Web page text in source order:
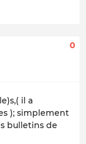
0
il a
); simplement
bulletins de